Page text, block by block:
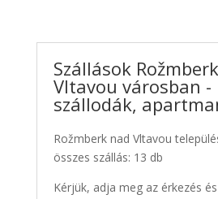
Szállások
Vltavou városban -
szállodák,
Rožmberk nad Vltavou
összes szállás: 13 db
Kérjük, adja meg az érkezés